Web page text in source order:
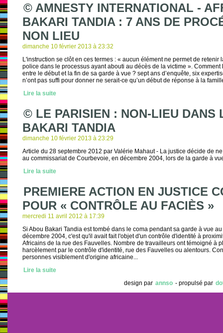
© AMNESTY INTERNATIONAL -
BAKARI TANDIA : 7 ANS DE
NON LIEU
dimanche 10 février 2013 à 23:32
L'instruction se clôt en ces termes : « aucun élément ne permet de retenir
police dans le processus ayant abouti au décès de la victime ».
entre le début et la fin de sa garde à vue ? sept ans d’enquête, six
n’ont pas suffi pour donner ne serait-ce qu’un début de réponse à la
Lire la suite
© LE PARISIEN : NON-LIEU DANS
BAKARI TANDIA
dimanche 10 février 2013 à 23:29
Article du 28 septembre 2012 par Valérie Mahaut - La justice décide de
au commissariat de Courbevoie, en décembre 2004, lors de la garde à
Lire la suite
PREMIERE ACTION EN JUSTICE
POUR « CONTRÔLE AU FACIÈS »
mercredi 11 avril 2012 à 17:39
Si Abou Bakari Tandia est tombé dans le coma pendant sa garde à vue
décembre 2004, c'est qu'il avait fait l'objet d'un contrôle d'identité à
Africains de la rue des Fauvelles. Nombre de travailleurs ont témoigné à
harcèlement par le contrôle d'identité, rue des Fauvelles ou alentours.
personnes visiblement d'origine africaine...
Lire la suite
design par annso - propulsé par